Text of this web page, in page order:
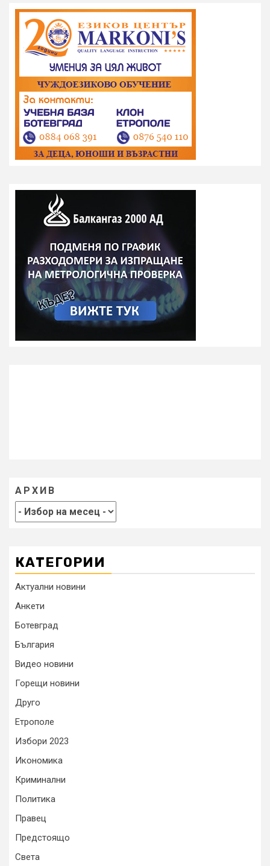
АРХИВ
КАТЕГОРИИ
Актуални новини
Анкети
Ботевград
България
Видео новини
Горещи новини
Друго
Етрополе
Избори 2023
Икономика
Криминални
Политика
Правец
Предстоящо
Света